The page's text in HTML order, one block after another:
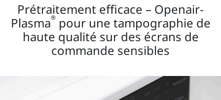
Prétraitement efficace – Openair-
Plasma®pour une tampographie de
haute qualité sur des écrans de
commande sensibles